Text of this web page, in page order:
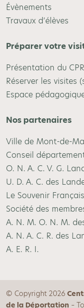
Évènements
Travaux d’élèves
Préparer votre
Présentation du
Réserver les visites
Espace
Nos partenaires
Ville de Mont-de-
Conseil
O. N. A. C. V. G.
U. D. A. C. des
Le Souvenir Français
Société des
A. N. M. O. N. M.
A. N. A. C. R. des
A. E. R. I.
© Copyright 2026
de la Déportation –